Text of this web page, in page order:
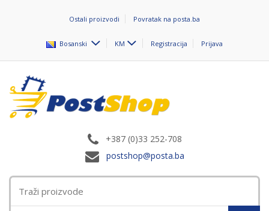
Ostali proizvodi Povratak na posta.ba
Bosanski KM Registracija Prijava
+387 (0)33 252-708
postshop@posta.ba